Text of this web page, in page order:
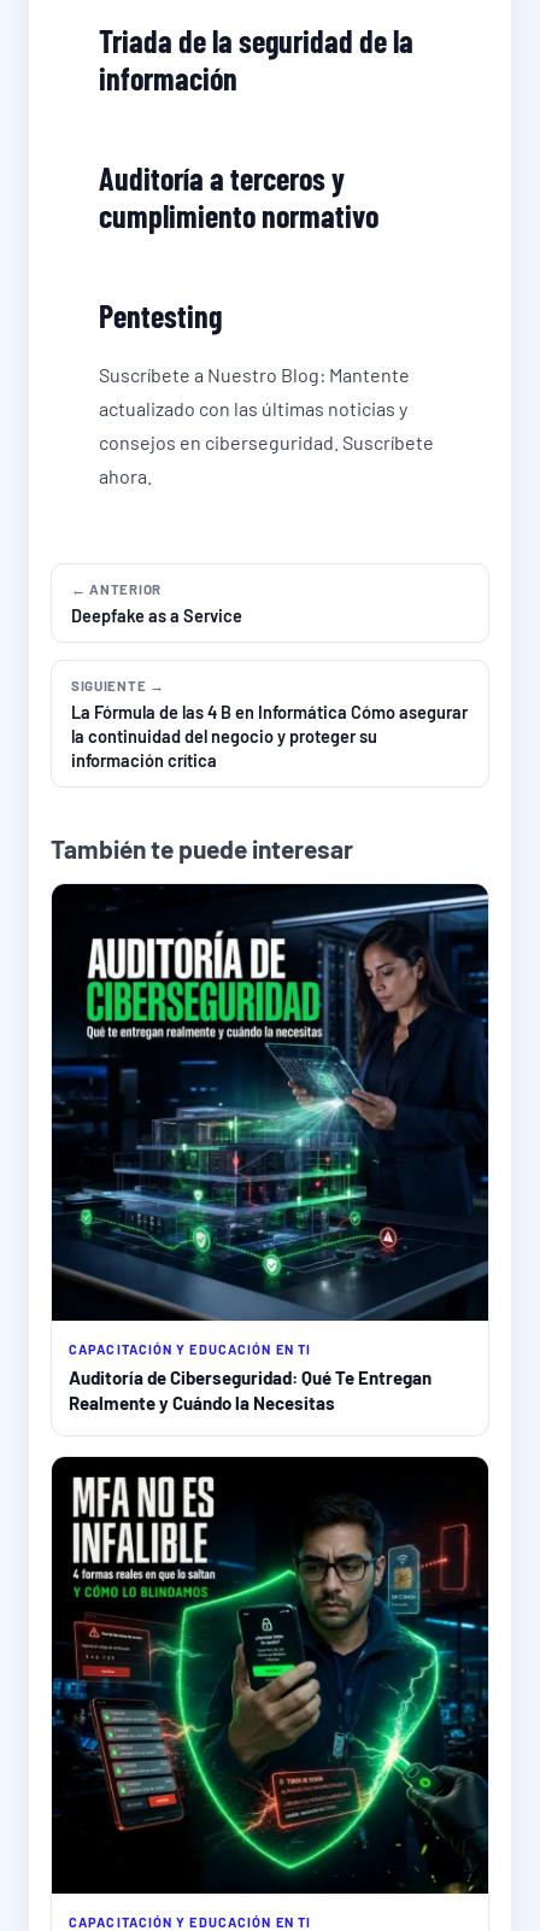
Triada de la seguridad de la
información
Auditoría a terceros y
cumplimiento normativo
Pentesting
Suscríbete a Nuestro Blog: Mantente
actualizado con las últimas noticias y
consejos en ciberseguridad. Suscríbete
ahora.
← ANTERIOR
Deepfake as a Service
SIGUIENTE →
La Fórmula de las 4 B en Informática Cómo asegurar
la continuidad del negocio y proteger su
información crítica
También te puede interesar
CAPACITACIÓN Y EDUCACIÓN EN TI
Auditoría de Ciberseguridad: Qué Te Entregan
Realmente y Cuándo la Necesitas
CAPACITACIÓN Y EDUCACIÓN EN TI